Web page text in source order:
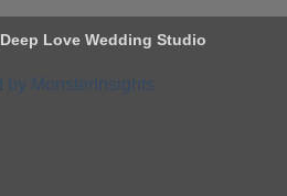
Deep Love Wedding Studio